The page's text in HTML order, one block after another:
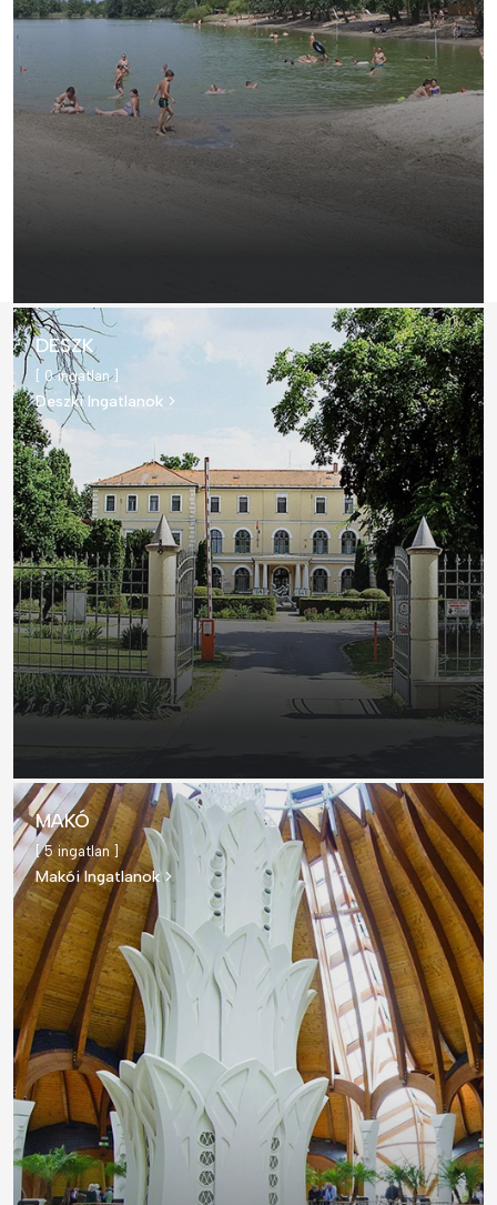
DESZK
[ 0 ingatlan ]
Deszki Ingatlanok
MAKÓ
[ 5 ingatlan ]
Makói Ingatlanok